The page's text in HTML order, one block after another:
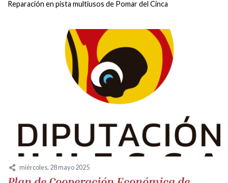
Reparación en pista multiusos de Pomar del Cinca
miércoles, 28 mayo 2025